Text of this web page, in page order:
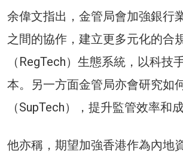
余偉文指出，金管局會加強銀行
之間的協作，建立更多元化的合
（RegTech）生態系統，以科技
本。另一方面金管局亦會研究如
（SupTech），提升監管效率和成
他亦稱，期望加強香港作為內地